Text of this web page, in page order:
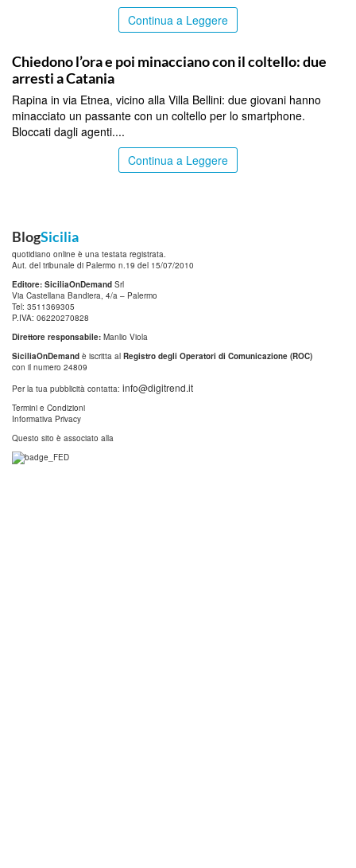
Continua a Leggere
Chiedono l’ora e poi minacciano con il coltello: due
arresti a Catania
Rapina in via Etnea, vicino alla Villa Bellini: due giovani hanno
minacciato un passante con un coltello per lo smartphone.
Bloccati dagli agenti....
Continua a Leggere
BlogSicilia
quotidiano online è una testata registrata.
Aut. del tribunale di Palermo n.19 del 15/07/2010
Editore: SiciliaOnDemand Srl
Via Castellana Bandiera, 4/a – Palermo
Tel: 3511369305
P.IVA: 06220270828
Direttore responsabile: Manlio Viola
SiciliaOnDemand è iscritta al Registro degli Operatori di Comunicazione (ROC)
con il numero 24809
Per la tua pubblicità contatta: info@digitrend.it
Termini e Condizioni
Informativa Privacy
Questo sito è associato alla